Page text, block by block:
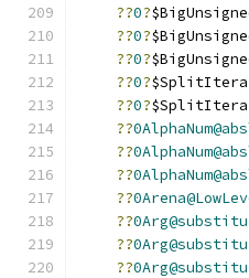
??0?
??0?
??0?
??0?
??0?
??
??
??
??
??
??
??